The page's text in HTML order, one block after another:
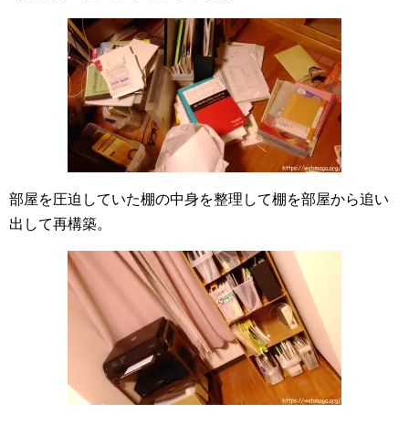
部屋を圧迫していた棚の中身を整理して棚を部屋から追い
出して再構築。